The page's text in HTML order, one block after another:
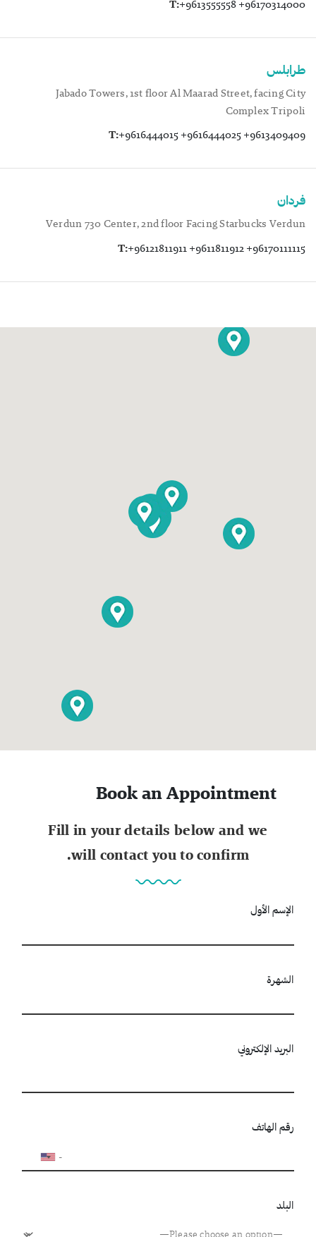
T:+9613555558 +96170314000
طرابلس
Jabado Towers, 1st floor Al Maarad Street, facing City
Complex Tripoli
T:+9616444015 +9616444025 +9613409409
فردان
Verdun 730 Center, 2nd floor Facing Starbucks Verdun
T:+96121811911 +9611811912 +96170111115
Book an Appointment
Fill in your details below and we
will contact you to confirm.
الإسم الأول
الشهرة
البريد الإلكتروني
رقم الهاتف
البلد